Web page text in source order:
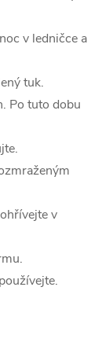
v ledničce a
tuk.
Po tuto dobu
v